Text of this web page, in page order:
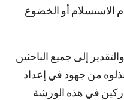
الاستسلام أو الخضوع
إلى جميع الباحثين
من جهود في إعداد
في هذه الورشة